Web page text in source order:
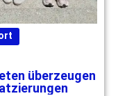
überzeugen